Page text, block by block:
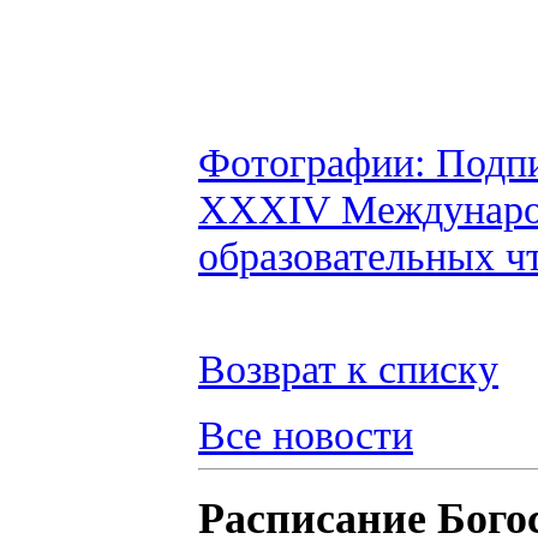
Фотографии:
XXXIV
образовательных
Возврат к списку
Все новости
Расписание